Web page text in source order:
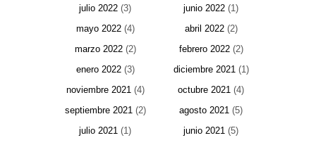
julio 2022 (3) junio 2022 (1)
mayo 2022(4) abril 2022(2)
marzo 2022(2) febrero 2022(2)
enero 2022(3) diciembre 2021(1)
noviembre 2021(4) octubre 2021 (4)
septiembre 2021(2) agosto 2021 (5)
julio 2021 (1) junio 2021 (5)